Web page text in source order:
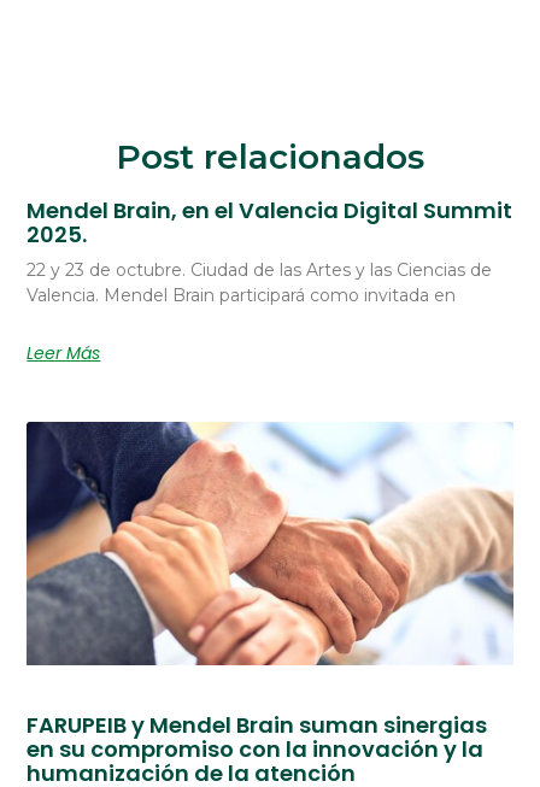
Post relacionados
Mendel Brain, en el Valencia Digital Summit
2025.
22 y 23 de octubre. Ciudad de las Artes y las Ciencias de
Valencia. Mendel Brain participará como invitada en
Leer Más
FARUPEIB y Mendel Brain suman sinergias
en su compromiso con la innovación y la
humanización de la atención